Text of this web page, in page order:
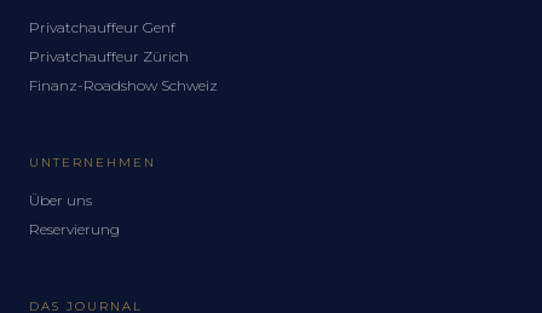
Privatchauffeur Genf
Privatchauffeur Zürich
Finanz-Roadshow Schweiz
UNTERNEHMEN
Über uns
Reservierung
DAS JOURNAL